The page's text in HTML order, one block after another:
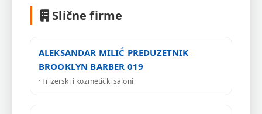
Slične firme
ALEKSANDAR MILIĆ PREDUZETNIK
BROOKLYN BARBER 019
· Frizerski i kozmetički saloni